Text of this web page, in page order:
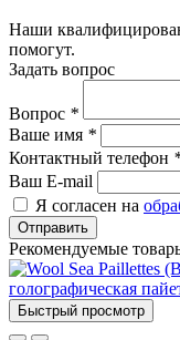
Наши
помогут.
Задать вопрос
Вопрос *
Ваше имя *
Контактный телефон
Ваш E-mail
Я согласен на
Отправить
Рекомендуемые
Быстрый просмотр